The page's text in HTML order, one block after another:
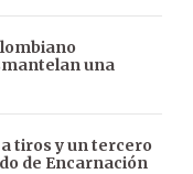
una
tiros y un tercero
de Encarnación